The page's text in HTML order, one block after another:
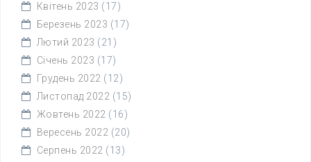
Квітень 2023 (17)
Березень 2023 (17)
Лютий 2023 (21)
Січень 2023 (17)
Грудень 2022 (12)
Листопад 2022 (15)
Жовтень 2022 (16)
Вересень 2022 (20)
Серпень 2022 (13)